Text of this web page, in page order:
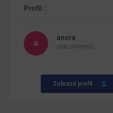
Profil :
anora
VEREJNÝ PROFIL
Zobraziť profil